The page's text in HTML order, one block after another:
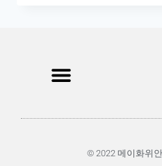
© 2022 메이화위